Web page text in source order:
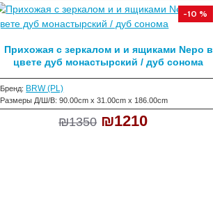
-10 %
Бренд: BRW (PL)
Размеры Д/Ш/В: 90.00cm x 31.00cm x 186.00cm
Прихожая с зеркалом и и ящиками Nepo в
цвете дуб монастырский / дуб сонома
₪1350 ₪1210